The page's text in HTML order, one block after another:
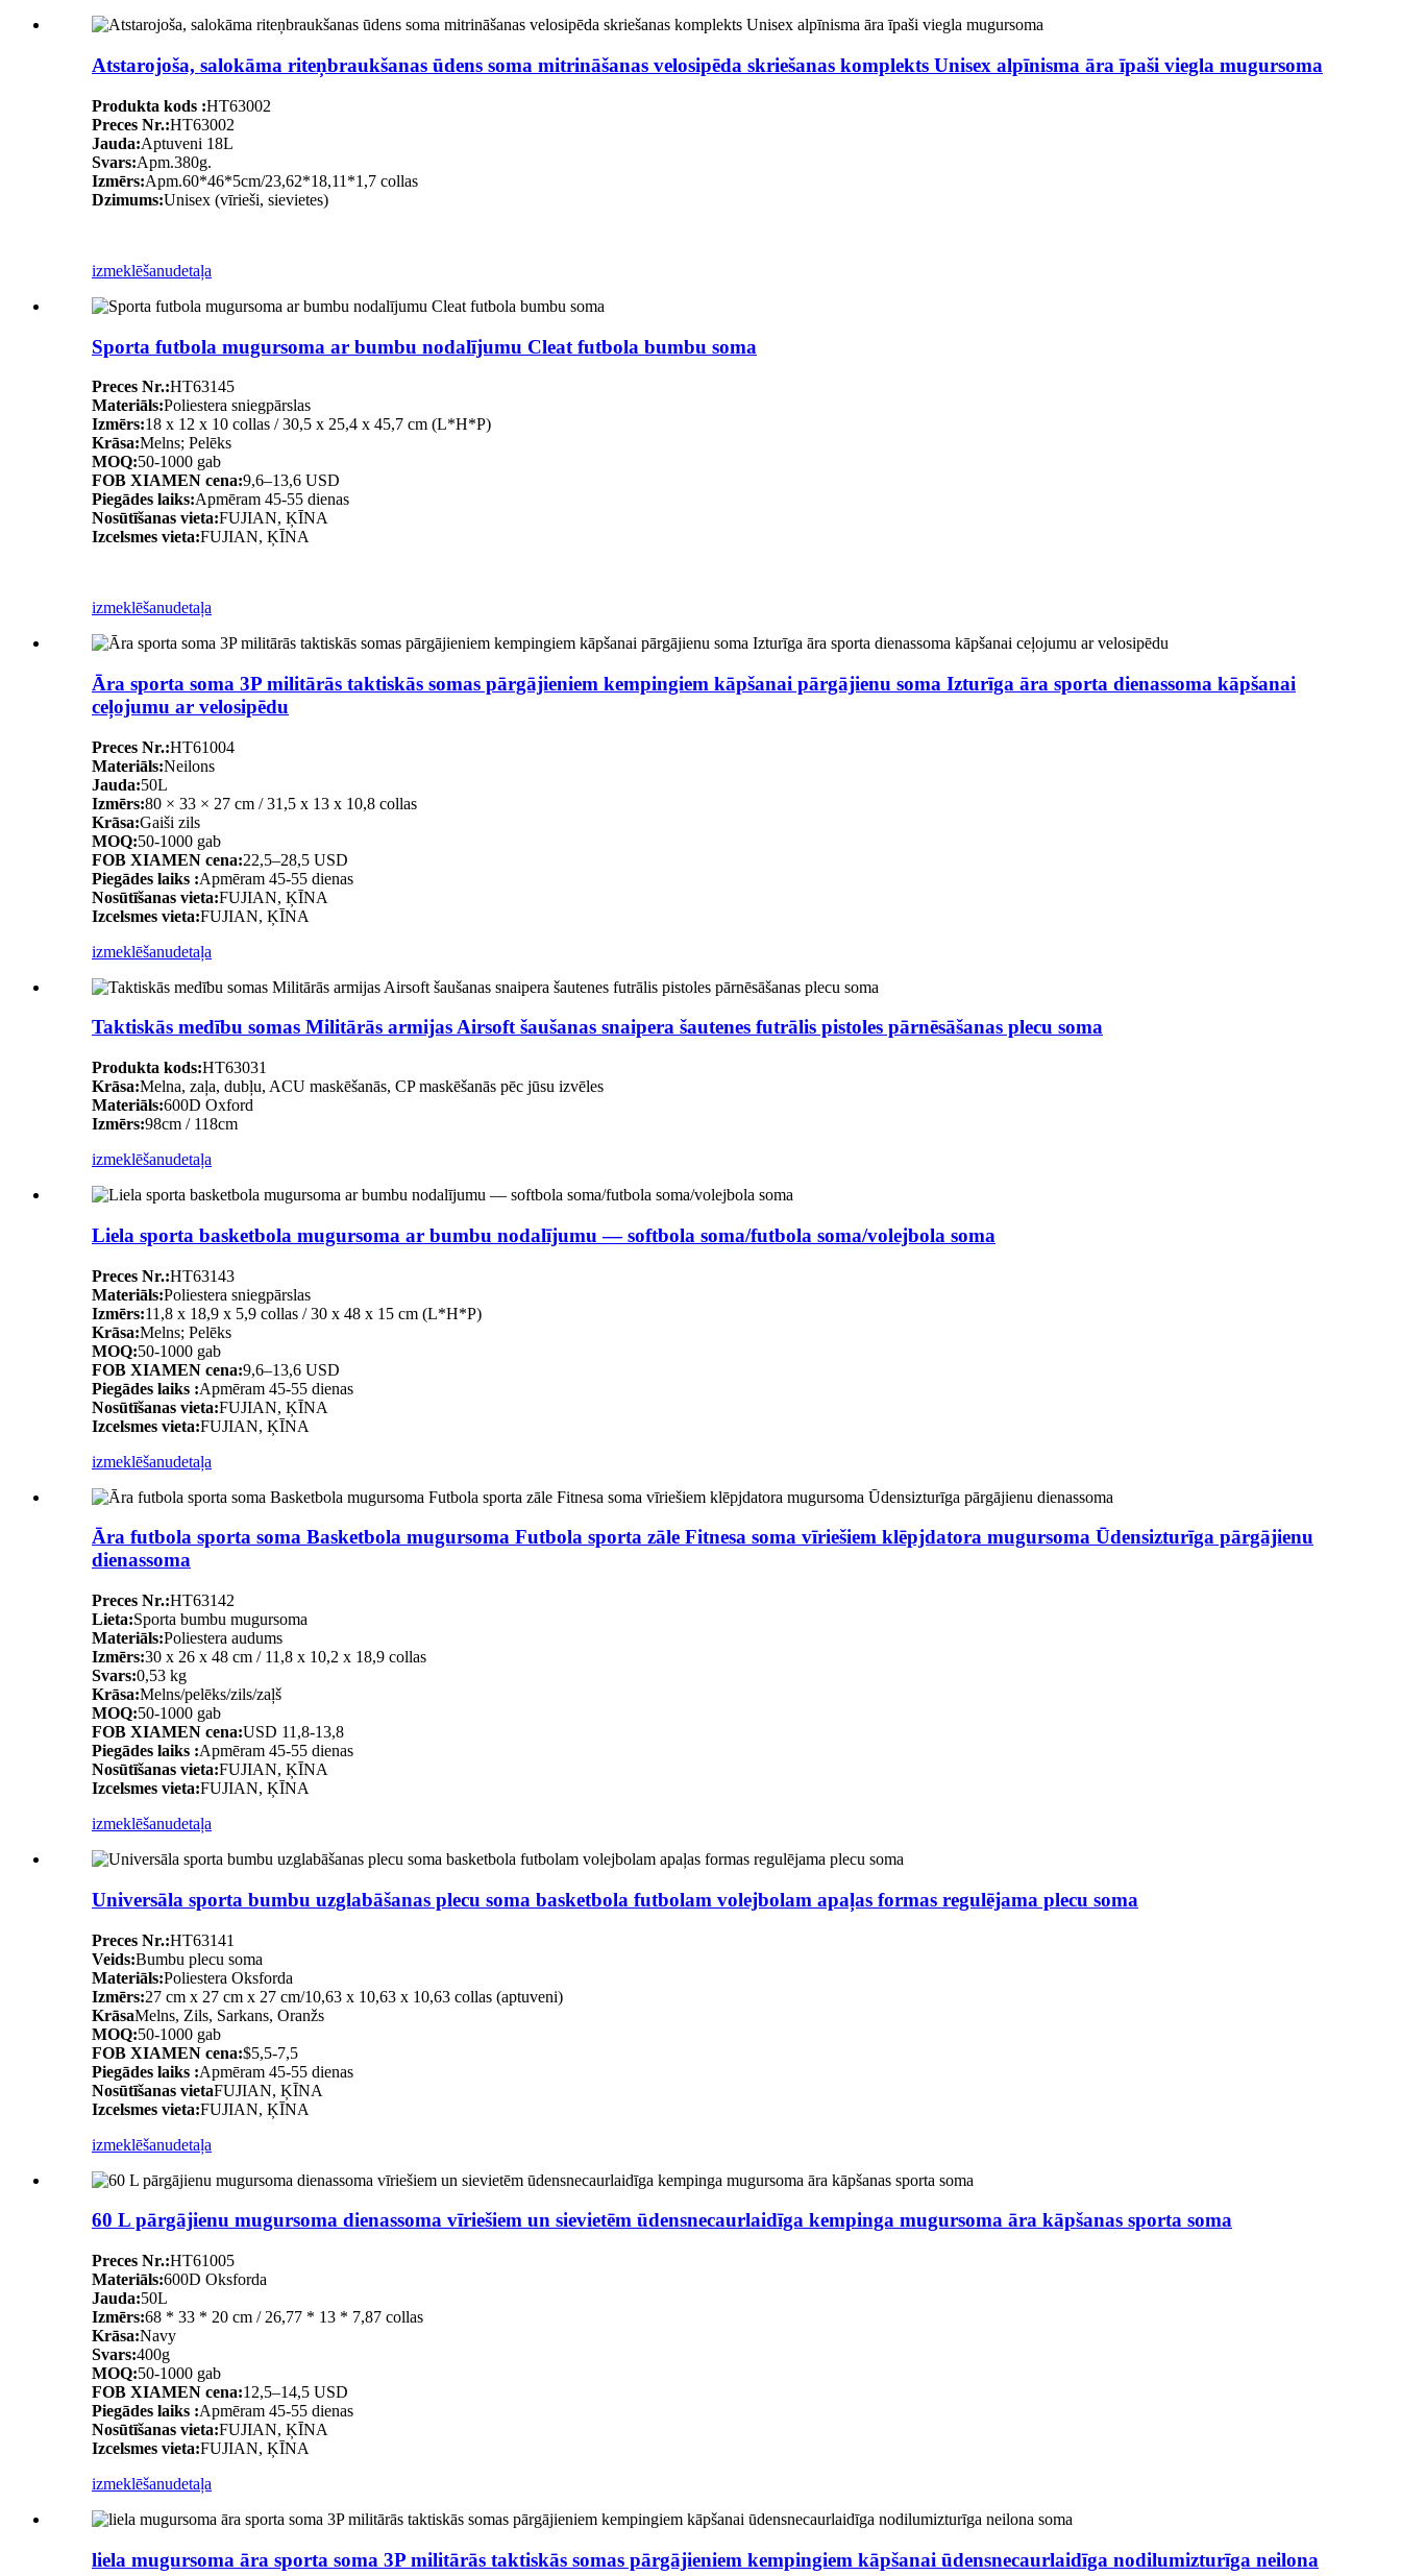
Atstarojoša, salokāma riteņbraukšanas ūdens soma mitrināšanas velosipēda skriešanas komplekts Unisex alpīnisma āra īpaši viegla mugursoma
Produkta kods :HT63002
Preces Nr.:HT63002
Jauda:Aptuveni 18L
Svars:Apm.380g.
Izmērs:Apm.60*46*5cm/23,62*18,11*1,7 collas
Dzimums:Unisex (vīrieši, sievietes)
izmeklēšanudetaļa
Sporta futbola mugursoma ar bumbu nodalījumu Cleat futbola bumbu soma
Preces Nr.:HT63145
Materiāls:Poliestera sniegpārslas
Izmērs:18 x 12 x 10 collas / 30,5 x 25,4 x 45,7 cm (L*H*P)
Krāsa:Melns; Pelēks
MOQ:50-1000 gab
FOB XIAMEN cena:9,6–13,6 USD
Piegādes laiks:Apmēram 45-55 dienas
Nosūtīšanas vieta:FUJIAN, ĶĪNA
Izcelsmes vieta:FUJIAN, ĶĪNA
izmeklēšanudetaļa
Āra sporta soma 3P militārās taktiskās somas pārgājieniem kempingiem kāpšanai pārgājienu soma Izturīga āra sporta dienassoma kāpšanai
ceļojumu ar velosipēdu
Preces Nr.:HT61004
Materiāls:Neilons
Jauda:50L
Izmērs:80 × 33 × 27 cm / 31,5 x 13 x 10,8 collas
Krāsa:Gaiši zils
MOQ:50-1000 gab
FOB XIAMEN cena:22,5–28,5 USD
Piegādes laiks :Apmēram 45-55 dienas
Nosūtīšanas vieta:FUJIAN, ĶĪNA
Izcelsmes vieta:FUJIAN, ĶĪNA
izmeklēšanudetaļa
Taktiskās medību somas Militārās armijas Airsoft šaušanas snaipera šautenes futrālis pistoles pārnēsāšanas plecu soma
Produkta kods:HT63031
Krāsa:Melna, zaļa, dubļu, ACU maskēšanās, CP maskēšanās pēc jūsu izvēles
Materiāls:600D Oxford
Izmērs:98cm / 118cm
izmeklēšanudetaļa
Liela sporta basketbola mugursoma ar bumbu nodalījumu — softbola soma/futbola soma/volejbola soma
Preces Nr.:HT63143
Materiāls:Poliestera sniegpārslas
Izmērs:11,8 x 18,9 x 5,9 collas / 30 x 48 x 15 cm (L*H*P)
Krāsa:Melns; Pelēks
MOQ:50-1000 gab
FOB XIAMEN cena:9,6–13,6 USD
Piegādes laiks :Apmēram 45-55 dienas
Nosūtīšanas vieta:FUJIAN, ĶĪNA
Izcelsmes vieta:FUJIAN, ĶĪNA
izmeklēšanudetaļa
Āra futbola sporta soma Basketbola mugursoma Futbola sporta zāle Fitnesa soma vīriešiem klēpjdatora mugursoma Ūdensizturīga pārgājienu
dienassoma
Preces Nr.:HT63142
Lieta:Sporta bumbu mugursoma
Materiāls:Poliestera audums
Izmērs:30 x 26 x 48 cm / 11,8 x 10,2 x 18,9 collas
Svars:0,53 kg
Krāsa:Melns/pelēks/zils/zaļš
MOQ:50-1000 gab
FOB XIAMEN cena:USD 11,8-13,8
Piegādes laiks :Apmēram 45-55 dienas
Nosūtīšanas vieta:FUJIAN, ĶĪNA
Izcelsmes vieta:FUJIAN, ĶĪNA
izmeklēšanudetaļa
Universāla sporta bumbu uzglabāšanas plecu soma basketbola futbolam volejbolam apaļas formas regulējama plecu soma
Preces Nr.:HT63141
Veids:Bumbu plecu soma
Materiāls:Poliestera Oksforda
Izmērs:27 cm x 27 cm x 27 cm/10,63 x 10,63 x 10,63 collas (aptuveni)
KrāsaMelns, Zils, Sarkans, Oranžs
MOQ:50-1000 gab
FOB XIAMEN cena:$5,5-7,5
Piegādes laiks :Apmēram 45-55 dienas
Nosūtīšanas vietaFUJIAN, ĶĪNA
Izcelsmes vieta:FUJIAN, ĶĪNA
izmeklēšanudetaļa
60 L pārgājienu mugursoma dienassoma vīriešiem un sievietēm ūdensnecaurlaidīga kempinga mugursoma āra kāpšanas sporta soma
Preces Nr.:HT61005
Materiāls:600D Oksforda
Jauda:50L
Izmērs:68 * 33 * 20 cm / 26,77 * 13 * 7,87 collas
Krāsa:Navy
Svars:400g
MOQ:50-1000 gab
FOB XIAMEN cena:12,5–14,5 USD
Piegādes laiks :Apmēram 45-55 dienas
Nosūtīšanas vieta:FUJIAN, ĶĪNA
Izcelsmes vieta:FUJIAN, ĶĪNA
izmeklēšanudetaļa
liela mugursoma āra sporta soma 3P militārās taktiskās somas pārgājieniem kempingiem kāpšanai ūdensnecaurlaidīga nodilumizturīga neilona